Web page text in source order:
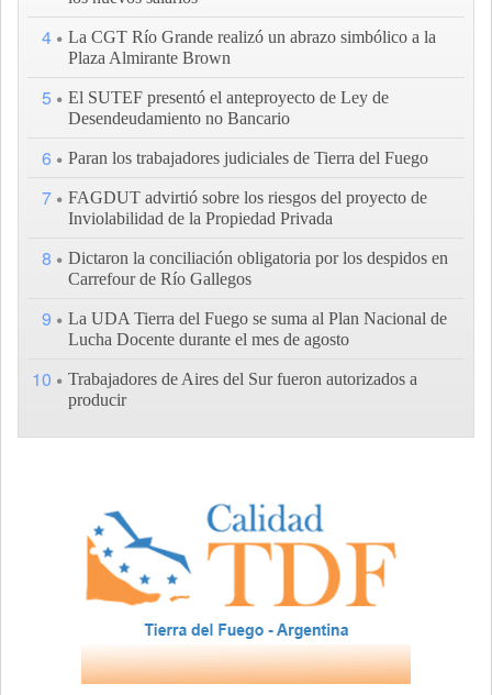
4
La CGT Río Grande realizó un abrazo simbólico a la
Plaza Almirante Brown
5
El SUTEF presentó el anteproyecto de Ley de
Desendeudamiento no Bancario
6 Paran los trabajadores judiciales de Tierra del Fuego
7
FAGDUT advirtió sobre los riesgos del proyecto de
Inviolabilidad de la Propiedad Privada
8
Dictaron la conciliación obligatoria por los despidos en
Carrefour de Río Gallegos
9
La UDA Tierra del Fuego se suma al Plan Nacional de
Lucha Docente durante el mes de agosto
10
Trabajadores de Aires del Sur fueron autorizados a
producir